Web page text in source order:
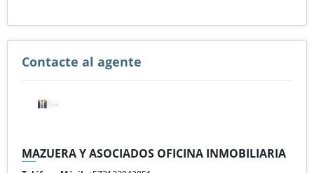
Contacte al agente
MAZUERA Y ASOCIADOS OFICINA INMOBILIARIA